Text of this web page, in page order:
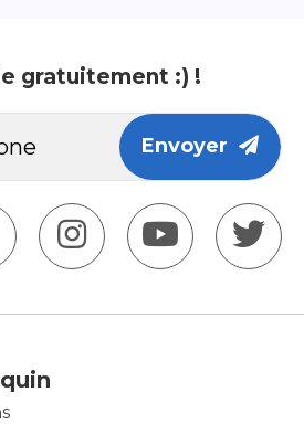
gratuitement :) !
Envoyer